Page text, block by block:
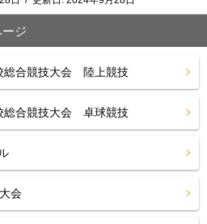
ジ
総合競技大会 陸上競技
総合競技大会 卓球競技
会